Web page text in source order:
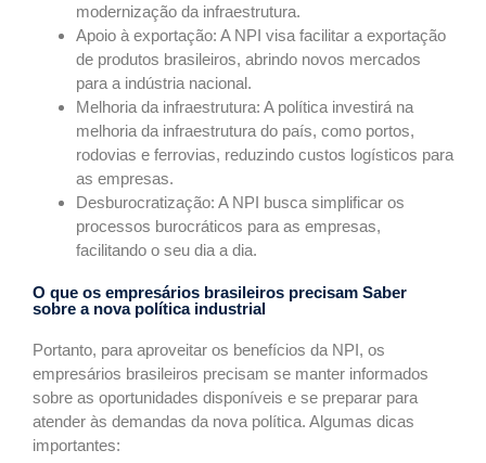
modernização da infraestrutura.
Apoio à exportação: A NPI visa facilitar a exportação
de produtos brasileiros, abrindo novos mercados
para a indústria nacional.
Melhoria da infraestrutura: A política investirá na
melhoria da infraestrutura do país, como portos,
rodovias e ferrovias, reduzindo custos logísticos para
as empresas.
Desburocratização: A NPI busca simplificar os
processos burocráticos para as empresas,
facilitando o seu dia a dia.
O que os empresários brasileiros precisam Saber
sobre a nova política industrial
Portanto, para aproveitar os benefícios da NPI, os
empresários brasileiros precisam se manter informados
sobre as oportunidades disponíveis e se preparar para
atender às demandas da nova política. Algumas dicas
importantes: